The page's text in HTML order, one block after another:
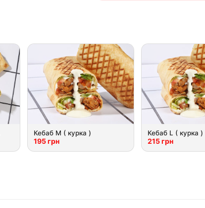
Кебаб М ( курка )
195 грн
Кебаб L ( курка )
215 грн